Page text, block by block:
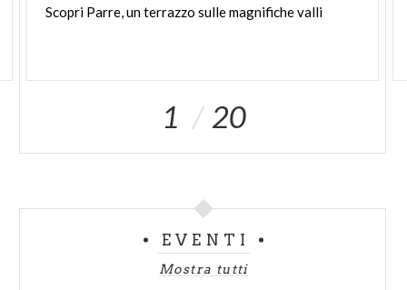
Scopri Parre,unterrazzo sullemagnifichevalli
1 20
EVENTI
Mostra tutti